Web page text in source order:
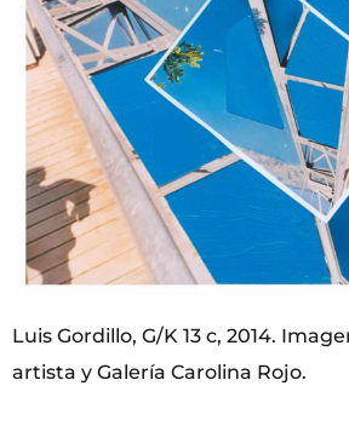
Luis Gordillo, G/K 13 c, 2014.
artista y Galería Carolina Rojo.